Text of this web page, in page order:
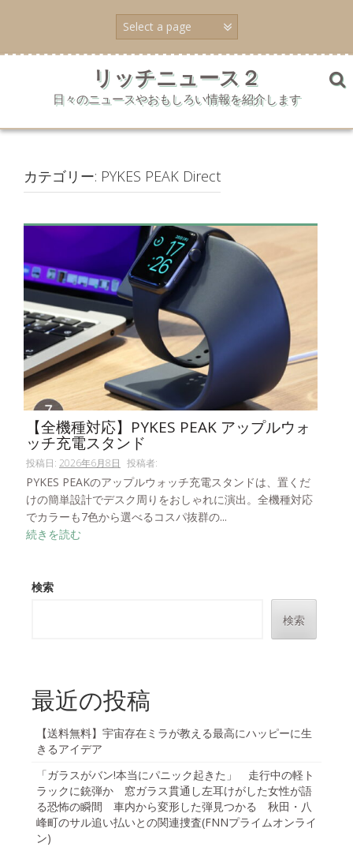
ン
ッ
リッチニュース２
日々のニュースやおもしろい情報を紹介します
カテゴリー: PYKES PEAK Direct
【全機種対応】PYKES PEAK アップルウォ
ッチ充電スタンド
投稿日: 2026年6月8日 投稿者:
PYKES PEAKのアップルウォッチ充電スタンドは、置くだ
けの簡単設計でデスク周りをおしゃれに演出。全機種対応
でカラーも7色から選べるコスパ抜群の...
続きを読む
検索
検索
最近の投稿
【送料無料】宇宙存在ミラが教える最高にハッピーに生
きるアイデア
「ガラスがバン!本当にパニック起きた」 走行中の軽ト
ラックに銃弾か 窓ガラス貫通し左耳けがした女性が語
る恐怖の瞬間 車内から変形した弾見つかる 秋田・八
峰町のサル追い払いとの関連捜査(FNNプライムオンライ
ン)